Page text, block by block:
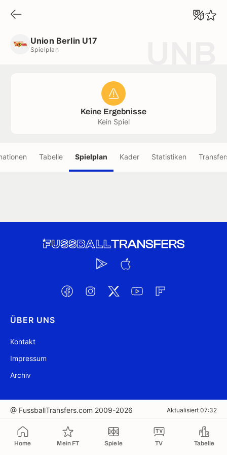
Home Mein FT Spiele TV Tabelle
Union Berlin U17
Spielplan
Keine Ergebnisse
Kein Spiel
Tabelle Spielplan Kader Statistiken
ÜBER UNS
Kontakt
Impressum
Archiv
@ FussballTransfers.com 2009-2026 Aktualisiert 07:32
In die Zwischenablage kopiert